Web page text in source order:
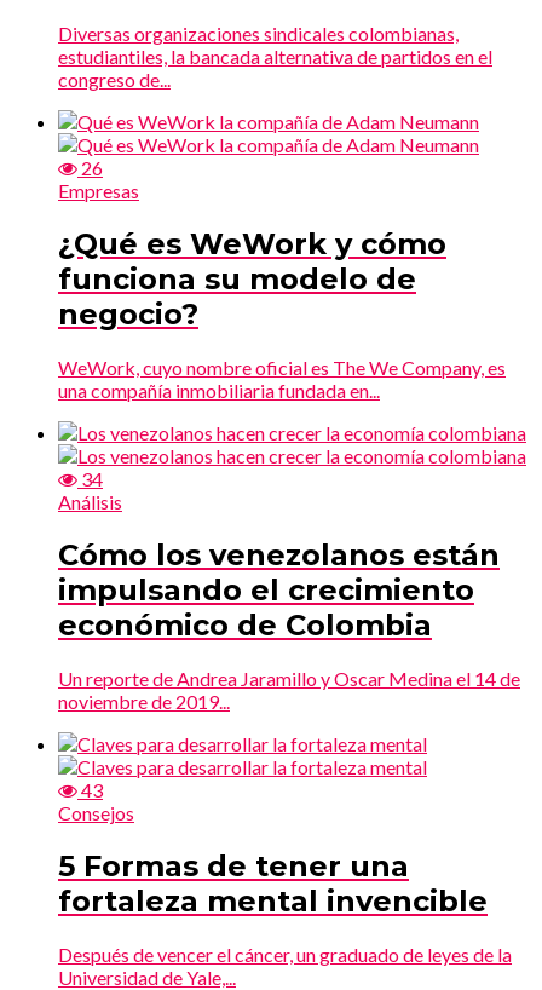
Diversas organizaciones sindicales colombianas,
estudiantiles, la bancada alternativa de partidos en el
congreso de...
26
Empresas
¿Qué es WeWork y cómo
funciona su modelo de
negocio?
WeWork, cuyo nombre oficial es The We Company, es
una compañía inmobiliaria fundada en...
34
Análisis
Cómo los venezolanos están
impulsando el crecimiento
económico de Colombia
Un reporte de Andrea Jaramillo y Oscar Medina el 14 de
noviembre de 2019...
43
Consejos
5 Formas de tener una
fortaleza mental invencible
Después de vencer el cáncer, un graduado de leyes de la
Universidad de Yale,...